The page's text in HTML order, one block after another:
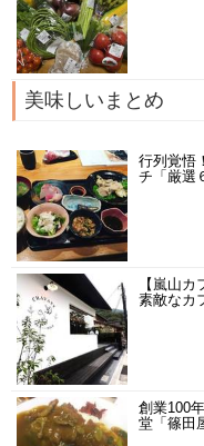
美味しいまとめ
行列覚悟
チ「厳選
【嵐山
素敵なカ
創業100
堂「篠田